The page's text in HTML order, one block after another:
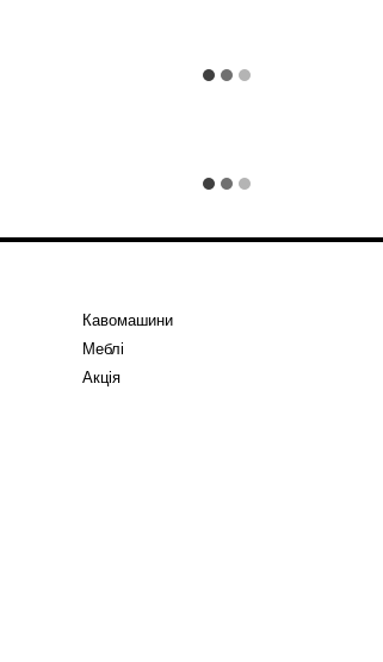
Кавомашини
Меблі
Акція